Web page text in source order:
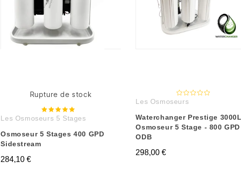
Rupture de stock
Les Osmoseurs 5 Stages
Osmoseur 5 Stages 400 GPD
Sidestream
284,10 €
Les Osmoseurs
Waterchanger Prestige
Osmoseur 5 Stage - 800 GPD
ODB
298,00 €